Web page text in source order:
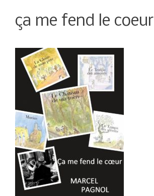
ça me fend le coeur